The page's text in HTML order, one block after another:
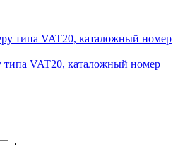
типа VAT20, каталожный номер